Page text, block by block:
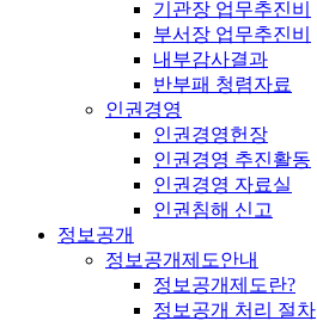
기관장 업무추진비
부서장 업무추진비
내부감사결과
반부패 청렴자료
인권경영
인권경영헌장
인권경영 추진활동
인권경영 자료실
인권침해 신고
정보공개
정보공개제도안내
정보공개제도란?
정보공개 처리 절차